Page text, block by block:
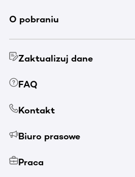
O pobraniu
Zaktualizuj dane
FAQ
Kontakt
Biuro prasowe
Praca